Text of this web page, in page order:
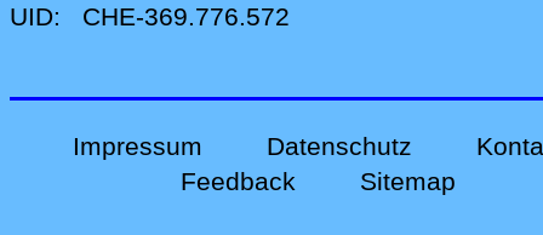
UID: CHE-369.776.572
Impressum Datenschutz
Feedback
Sitemap